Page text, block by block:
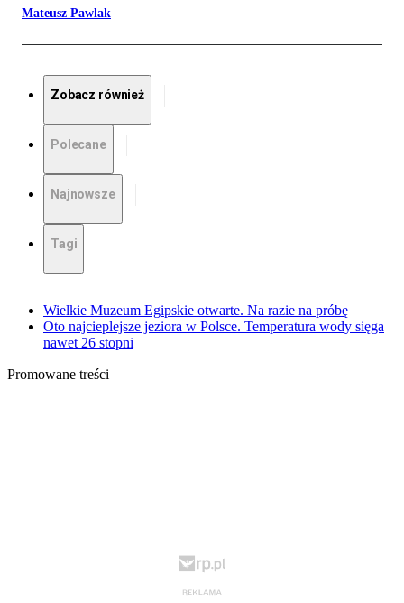
Mateusz Pawlak
Zobacz również
Polecane
Najnowsze
Tagi
Wielkie Muzeum Egipskie otwarte. Na razie na próbę
Oto najcieplejsze jeziora w Polsce. Temperatura wody sięga
nawet 26 stopni
Promowane treści